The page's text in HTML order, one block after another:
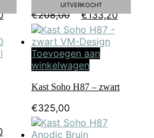
Huidige
€142,20.
UITVERKOCHT
€208,00
Oorspronkelijke
prijs
was:
€208,00.
€133,20
Huidige
Toevoegen aan
winkelwagen
Kast Soho H87 – zwart
€325,00